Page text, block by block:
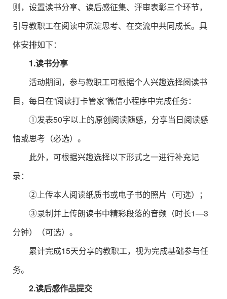
则，设置读书分享、读后感征集、评审表彰三个环节，
引导教职工在阅读中沉淀思考、在交流中共同成长。具
体安排如下：
1.读书分享
活动期间，参与教职工可根据个人兴趣选择阅读书
目，每日在“阅读打卡管家”微信小程序中完成任务：
①发表50字以上的原创阅读随感，分享当日阅读感
悟或思考（必选）。
此外，可根据兴趣选择以下形式之一进行补充记
录：
②上传本人阅读纸质书或电子书的照片（可选）；
③录制并上传朗读书中精彩段落的音频（时长1—3
分钟）（可选）。
累计完成15天分享的教职工，视为完成基础参与任
务。
2.读后感作品提交